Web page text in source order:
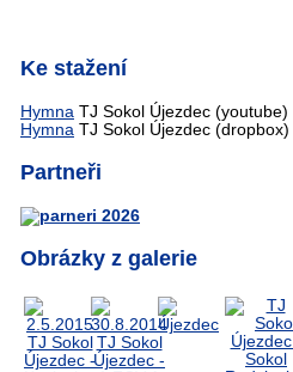
Ke stažení
Hymna TJ Sokol Újezdec (youtube)
Hymna TJ Sokol Újezdec (dropbox)
Partneři
Obrázky z galerie